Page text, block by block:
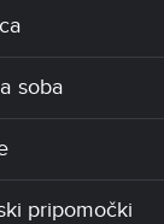
soba
pripomočki